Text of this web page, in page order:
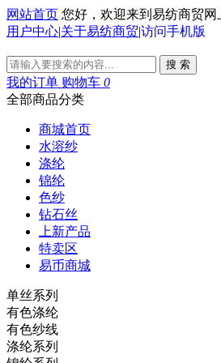
网站首页 您好，欢迎来到易纺商贸
用户中心|关于易纺商贸|访问手机版
搜 索
我的订单 购物车 0
全部商品分类
商城首页
水溶纱
涤纶
锦纶
色纱
钻石丝
上新产品
特卖区
易币商城
单丝系列
有色涤纶
有色纱线
涤纶系列